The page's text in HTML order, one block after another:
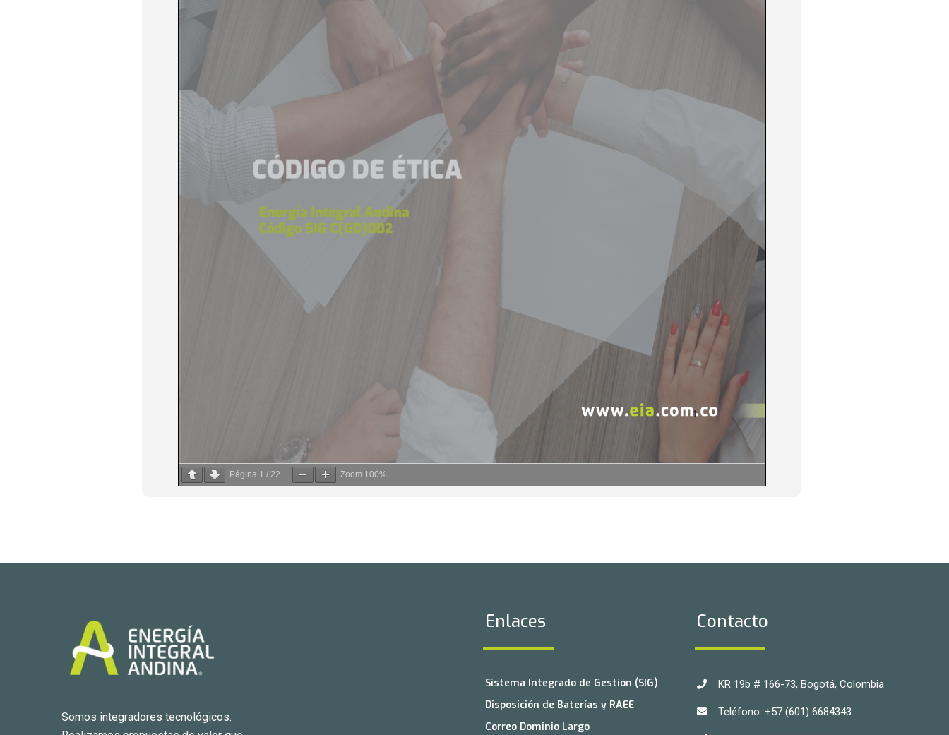
Página 1 /22 Zoom 100%
Somos integradores tecnológicos.
Enlaces
Sistema Integrado de Gestión (SIG)
Disposición de Baterías y RAEE
Correo Dominio Largo
Contacto
KR 19b # 166-73, Bogotá, Colombia
Teléfono: +57 (601) 6684343